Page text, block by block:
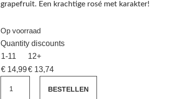
grapefruit. Een krachtige rosé met karakter!
Op voorraad
Quantity discounts
1-11
12+
€14,99€13,74
Bécha
BESTELLEN